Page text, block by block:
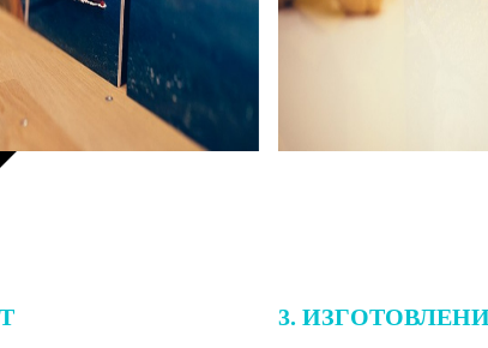
3.